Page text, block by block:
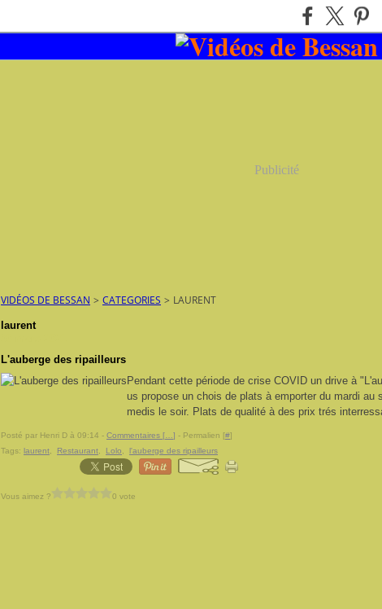
Publicité
VIDÉOS DE BESSAN > CATEGORIES > LAURENT
laurent
L'auberge des ripailleurs
Pendant cette période de crise COVID un drive à
us propose un chois de plats à emporter du mardi
medis le soir. Plats de qualité à des prix trés
Posté par Henri D à 09:14 - Commentaires [ ] - Permalien [#]
Tags: laurent Restaurant Lolo l'auberge des ripailleurs
Vous aimez ? 0 vote